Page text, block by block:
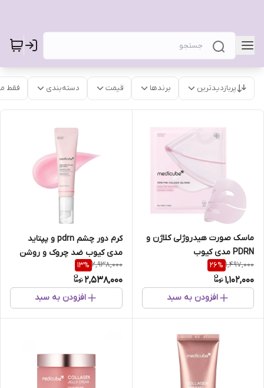
پربازدیدترین برندها قیمت دسته‌بندی فقط
ماسک صورت هیدروژلی کلاژن و
PDRN مدی کیوب
1,497,000
26%
1,102,000
افزودن به سبد
کرم دور چشم pdrn و پپتاید
مدی کیوب ضد چروک و روشن
کننده
2,938,000
13%
2,538,000
افزودن به سبد